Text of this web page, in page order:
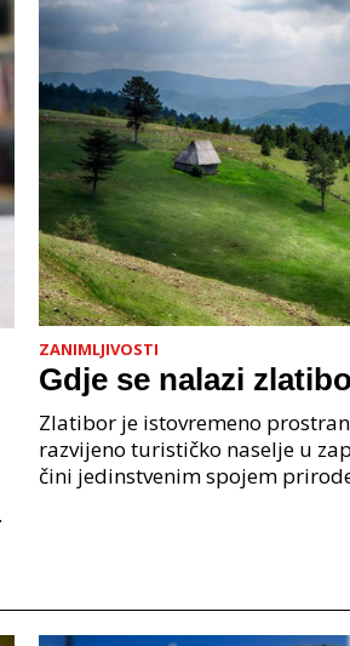
ZANIMLJIVOSTI
Gdje se nalazi
Zlatibor je istovremeno
razvijeno turističko naselje u
čini jedinstvenim spojem